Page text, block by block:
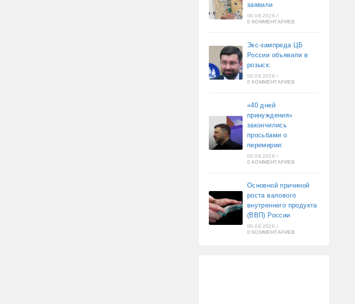
заявили
06.08.2026 /
0 КОММЕНТАРИЕВ
Экс-зампреда ЦБ
России объявили в
розыск:
06.08.2026 /
0 КОММЕНТАРИЕВ
«40 дней
принуждения»
закончились
просьбами о
перемирии:
06.08.2026 /
0 КОММЕНТАРИЕВ
Основной причиной
роста валового
внутреннего продукта
(ВВП) России
06.08.2026 /
0 КОММЕНТАРИЕВ